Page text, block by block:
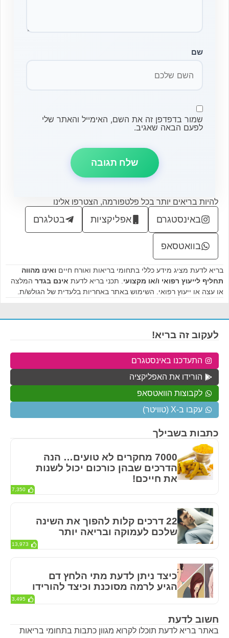
שם
שמור בדפדפן זה את השם, האימייל והאתר שלי
לפעם הבאה שאגיב.
להיות בריאים יותר בכל פלטפורמה, הצטרפו אלינו
באינסטגרם אפליקציות בטלגרם
בוואטסאפ
בריא לדעת מציג מידע כללי בתחומי בריאות ואורח חיים ואינו מהווה
תחליף לייעוץ רפואי ו/או מקצועי. תכני בריא לדעת אינם בגדר המלצה
או עצה או ייעוץ רפואי. השימוש באתר באחריות בלעדית של הגולש/ת.
חשוב לדעת
באתר בריא לדעת תוכלו לקרוא מגוון כתבות בתחומי בריאות
כתבות בשבילך
7000 מחקרים לא טועים… הנה
הדרכים שבהן כורכום יכול לשנות
את חייכם!
7,350
22 דרכים קלות להפוך את השינה
שלכם לעמוקה ובריאה יותר
13,973
כיצד ניתן לדעת מתי הלחץ דם
הגיע לרמה מסוכנת וכיצד להורידו
3,495
לעקוב זה בריא!
התעדכנו באינסטגרם
הורידו את האפליקציה
לקבוצות הוואטסאפ
עקבו ב-X (טוויטר)